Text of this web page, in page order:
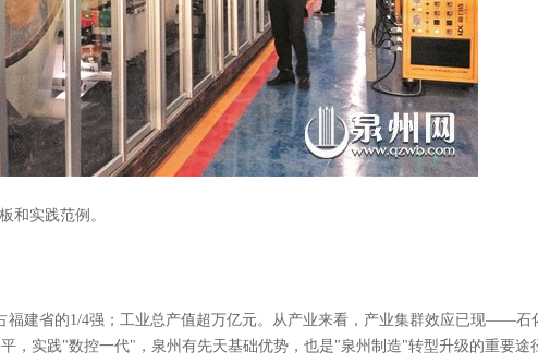
和实践范例。
福建省的1/4强；工业总产值超万亿元。从产业来看，产业集群效应已现——石
，实践"数控一代"，泉州有先天基础优势，也是"泉州制造"转型升级的重要途